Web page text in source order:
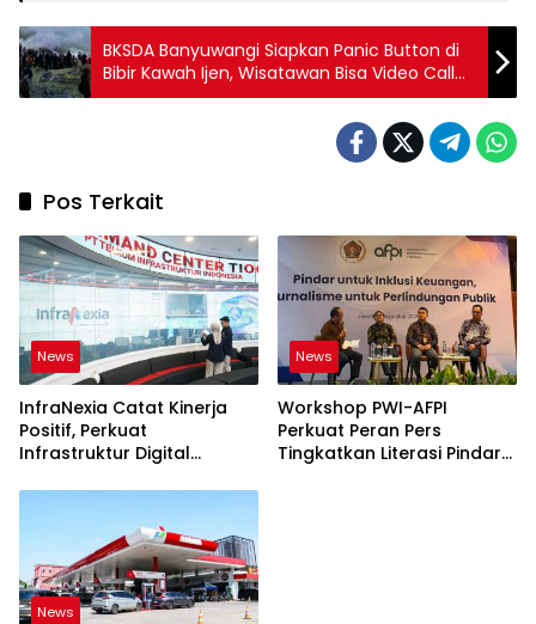
BKSDA Banyuwangi Siapkan Panic Button di
Bibir Kawah Ijen, Wisatawan Bisa Video Call
Petugas Saat Darurat
Pos Terkait
News
InfraNexia Catat Kinerja
Positif, Perkuat
Infrastruktur Digital
News
Workshop PWI-AFPI
Perkuat Peran Pers
Tingkatkan Literasi Pindar
News